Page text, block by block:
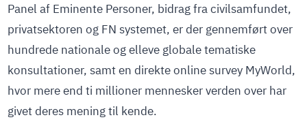
Panel af Eminente Personer, bidrag fra civilsamfundet,
privatsektoren og FN systemet, er der gennemført over
hundrede nationale og elleve globale tematiske
konsultationer, samt en direkte online survey MyWorld,
hvor mere end ti millioner mennesker verden over har
givet deres mening til kende.